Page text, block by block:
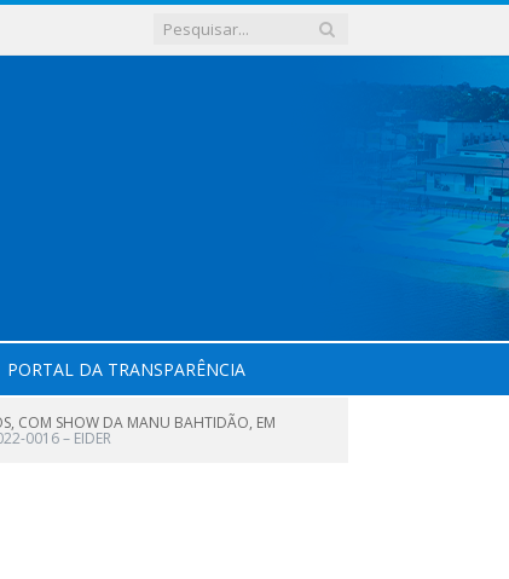
PORTAL DA TRANSPARÊNCIA
COM SHOW DA MANU BAHTIDÃO, EM
0016 – EIDER